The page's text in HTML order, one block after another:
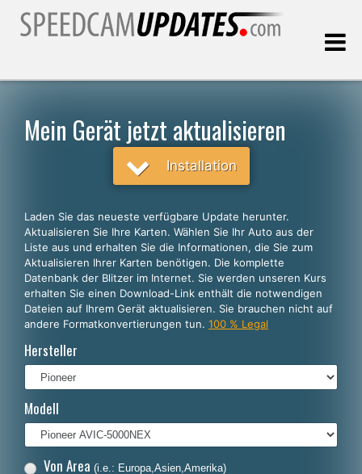
Deutsch
English
Español
Português
Français
Italiano
Polski
Nederlands
Dansk
Mein Gerät jetzt aktualisieren
Installation
Laden Sie das neueste verfügbare Update herunter.
Aktualisieren Sie Ihre Karten. Wählen Sie Ihr Auto aus der
Liste aus und erhalten Sie die Informationen, die Sie zum
Aktualisieren Ihrer Karten benötigen. Die komplette
Datenbank der Blitzer im Internet. Sie werden unseren Kurs
erhalten Sie einen Download-Link enthält die notwendigen
Dateien auf Ihrem Gerät aktualisieren. Sie brauchen nicht auf
andere Formatkonvertierungen tun. 100 % Legal
Hersteller
Modell
Von Area (i.e.: Europa,Asien,Amerika)